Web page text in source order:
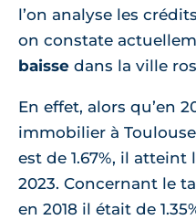
l’on analyse les
on constate
baisse dans la ville
En effet, alors qu’en
immobilier à
est de 1.67%, il atteint
2023. Concernant le
en 2018 il était de